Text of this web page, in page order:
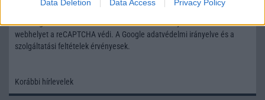
Data Deletion Data Access Privacy Policy
Elfogadom azAdatvédelmi és Adatkezelési TájékoztatótEzt a
webhelyet a reCAPTCHA védi. A Google adatvédelmi irányelve és a
szolgáltatási feltételek érvényesek.
Korábbi hírlevelek